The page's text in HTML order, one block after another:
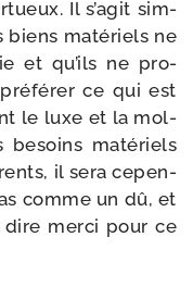
Il s’agit sim­
biens maté­riels ne
et qu’ils ne pro­
ce qui est
le luxe et la mol­
besoins maté­riels
il sera cepen­
comme un dû, et
dire mer­ci pour ce